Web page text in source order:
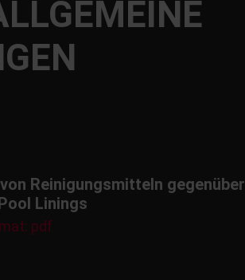
Reinigungsmitteln gegenüber
Linings
pdf